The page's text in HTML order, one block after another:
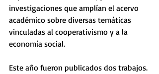
investigaciones que amplían el acervo
académico sobre diversas temáticas
vinculadas al cooperativismo y a la
economía social.
Este año fueron publicados dos trabajos.